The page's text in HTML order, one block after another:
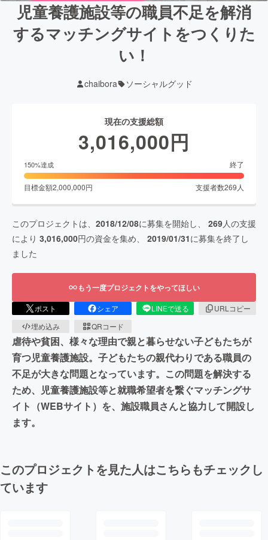
児童養護施設等の職員不足を解消
するマッチングサイトをつくりた
い！
chaibora ソーシャルグッド
現在の支援総額
3,016,000円
150%達成 終了
目標金額2,000,000円 支援者数269 人
このプロジェクトは、 2018/12/08に募集を開始し、 269人の支援
により 3,016,000円の資金を集め、 2019/01/31に募集を終了し
ました
もう一度プロジェクトをやってほしい
ポスト シェア LINEで送る
URLコピー
埋め込み
QRコード
虐待や貧困、様々な理由で親と暮らせない子どもたちが
育つ児童養護施設。子どもたちの親代わりである職員の
不足が大きな問題となっています。この問題を解決する
ため、児童養護施設等と就職希望者を繋ぐマッチングサ
イト（WEBサイト）を、施設職員さんと協力して開設し
ます。
このプロジェクトを見た人はこちらもチェックし
ています